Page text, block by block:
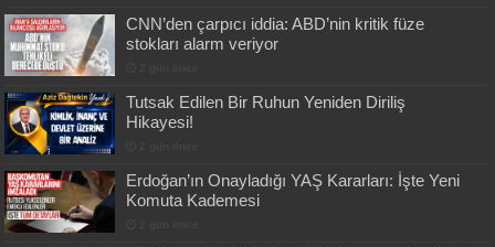
CNN’den çarpıcı iddia: ABD’nin kritik füze
stokları alarm veriyor
Tutsak Edilen Bir Ruhun Yeniden Diriliş
Hikayesi!
Erdoğan’ın Onayladığı YAŞ Kararları: İşte Yeni
Komuta Kademesi